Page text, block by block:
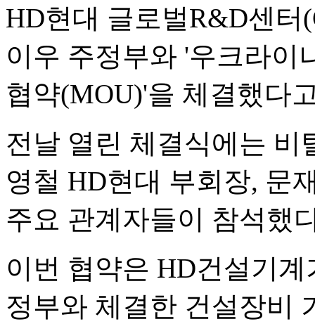
HD현대 글로벌R&D센터
이우 주정부와 '우크라이
협약(MOU)'을 체결했다
전날 열린 체결식에는 비
영철 HD현대 부회장, 문
주요 관계자들이 참석했
이번 협약은 HD건설기
정부와 체결한 건설장비